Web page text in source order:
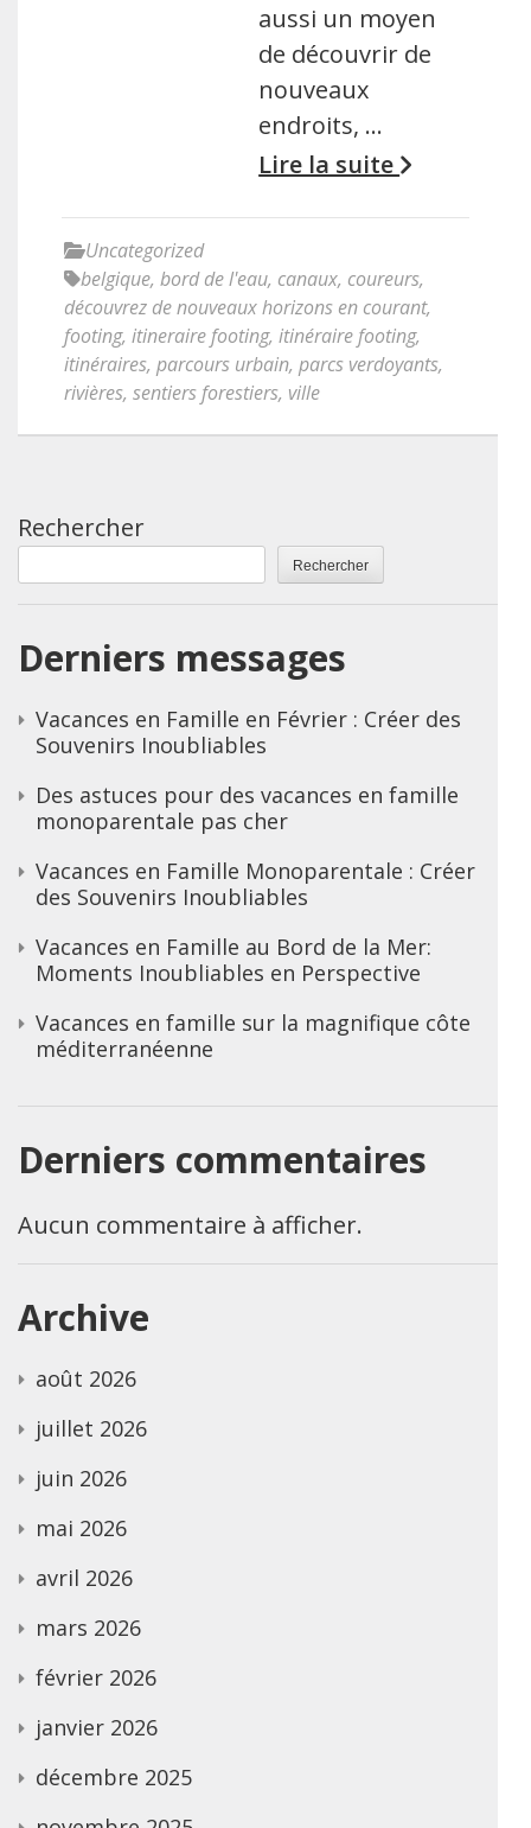
aussi un moyen
de découvrir de
nouveaux
endroits, …
Lire la suite
Uncategorized
belgique, bord de l'eau, canaux, coureurs,
découvrez de nouveaux horizons en courant,
footing, itineraire footing, itinéraire footing,
itinéraires, parcours urbain, parcs verdoyants,
rivières, sentiers forestiers, ville
Rechercher
Rechercher
Derniers messages
Vacances en Famille en Février : Créer des
Souvenirs Inoubliables
Des astuces pour des vacances en famille
monoparentale pas cher
Vacances en Famille Monoparentale : Créer
des Souvenirs Inoubliables
Vacances en Famille au Bord de la Mer:
Moments Inoubliables en Perspective
Vacances en famille sur la magnifique côte
méditerranéenne
Derniers commentaires
Aucun commentaire à afficher.
Archive
août 2026
juillet 2026
juin 2026
mai 2026
avril 2026
mars 2026
février 2026
janvier 2026
décembre 2025